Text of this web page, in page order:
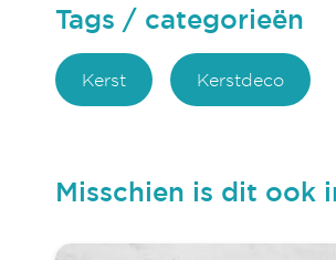
Tags / categorieën
Kerst Kerstdeco
Misschien is dit ook